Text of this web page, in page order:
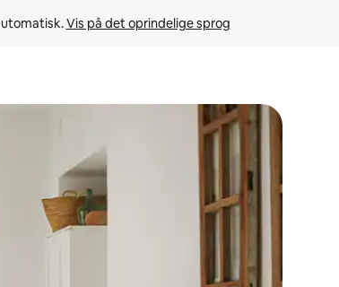
Vis på det oprindelige sprog